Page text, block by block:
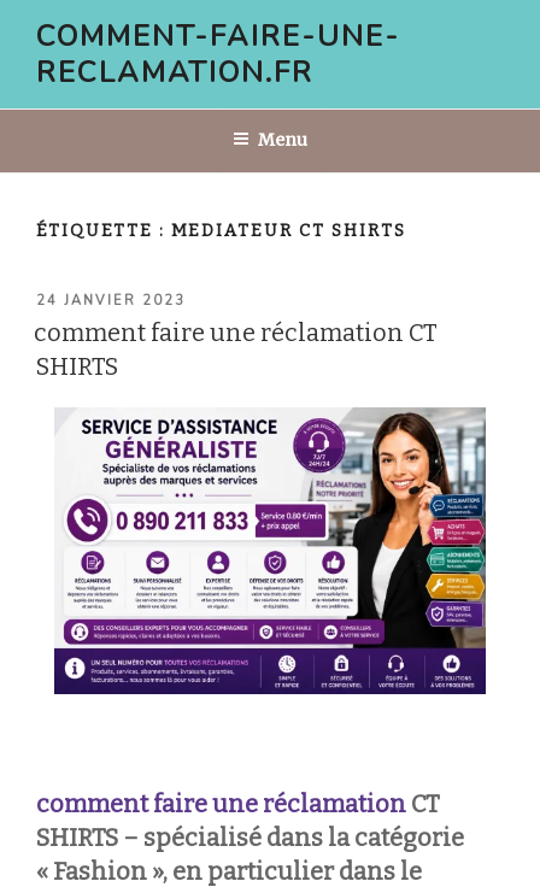
contenu
COMMENT-FAIRE-UNE-
RECLAMATION.FR
Menu
ÉTIQUETTE : MEDIATEUR CT SHIRTS
PUBLIÉ
24 JANVIER 2023
comment faire une réclamation CT
SHIRTS
comment faire une réclamation CT
SHIRTS – spécialisé dans la catégorie
« Fashion », en particulier dans le